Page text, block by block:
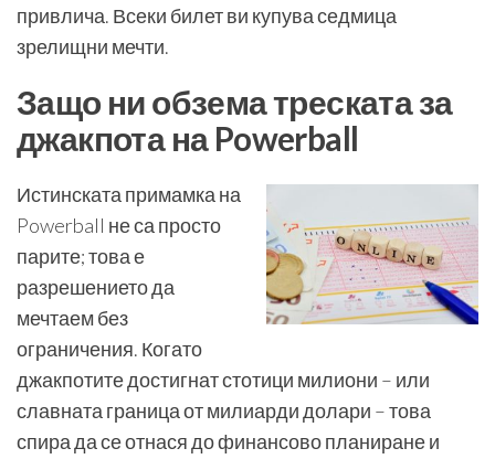
привлича. Всеки билет ви купува седмица
зрелищни мечти.
Защо ни обзема треската за
джакпота на Powerball
Истинската примамка на
Powerball не са просто
парите; това е
разрешението да
мечтаем без
ограничения. Когато
джакпотите достигнат стотици милиони – или
славната граница от милиарди долари – това
спира да се отнася до финансово планиране и